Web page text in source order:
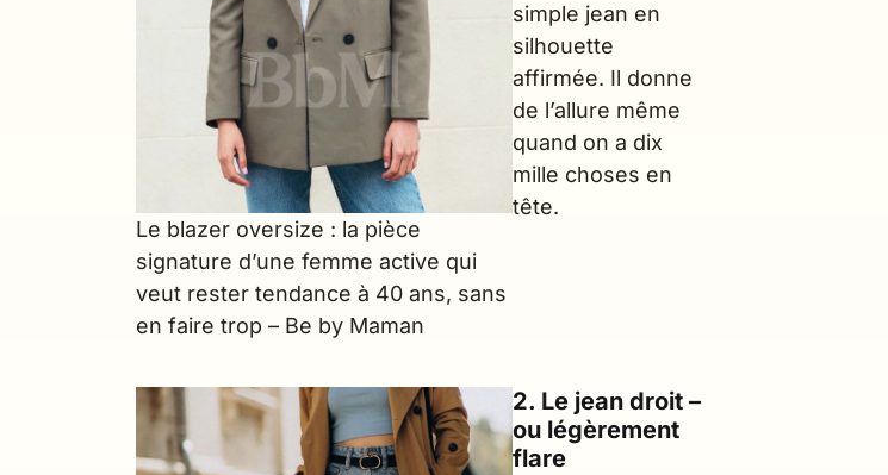
Le blazer oversize : la pièce
signature d’une femme active qui
veut rester tendance à 40 ans, sans
en faire trop – Be by Maman
simple jean en
silhouette
affirmée. Il donne
de l’allure même
quand on a dix
mille choses en
tête.
2. Le jean droit –
ou légèrement
flare